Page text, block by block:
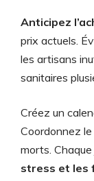
Anticipez
prix actuels.
les artisans
sanitaires
Créez un
Coordonnez
morts.
stress et les